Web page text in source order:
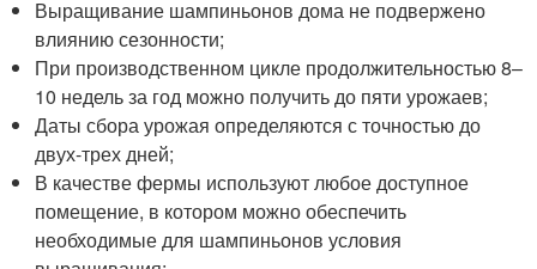
Выращивание шампиньонов дома не подвержено
влиянию сезонности;
При производственном цикле продолжительностью 8–
10 недель за год можно получить до пяти урожаев;
Даты сбора урожая определяются с точностью до
двух-трех дней;
В качестве фермы используют любое доступное
помещение, в котором можно обеспечить
необходимые для шампиньонов условия